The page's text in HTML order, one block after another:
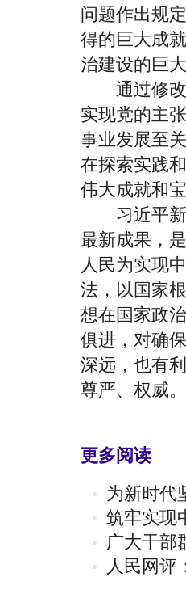
问题作出规
得的巨大成
治建设的巨
通过修改
实现党的主
事业发展至
在探索实践
伟大成就和
习近平新
最新成果，
人民为实现
法，以国家
想在国家政
俱进，对确
深远，也有
尊严、权威。
更多阅读
为新时代
筑牢实现
广大干部
人民网评